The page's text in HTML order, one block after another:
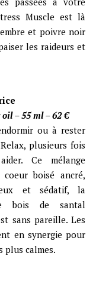
Muscle est là
et poivre noir
les raideurs et
– 55 ml – 62€
ou à rester
plusieurs fois
Ce mélange
boisé ancré,
et sédatif, la
bois de santal
sans pareille. Les
en synergie pour
plus calmes.